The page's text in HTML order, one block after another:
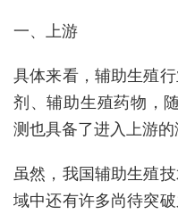
一、上游
具体来看，辅助生殖
剂、辅助生殖药物，
测也具备了进入上游的
虽然，我国辅助生殖
域中还有许多尚待突